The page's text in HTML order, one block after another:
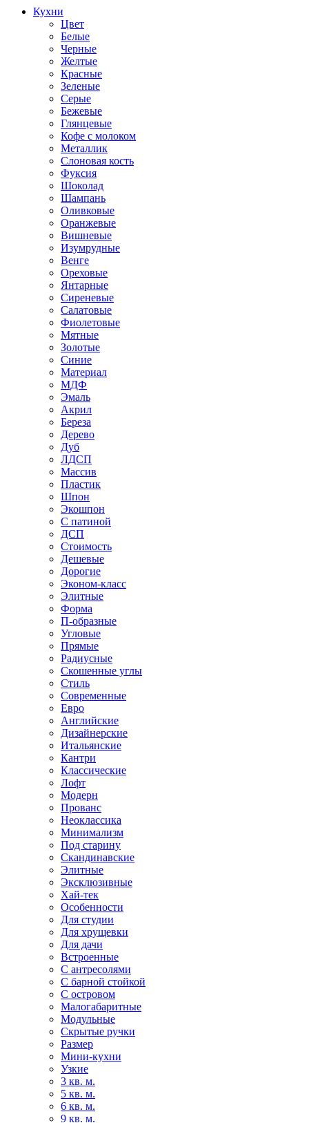
Кухни
Цвет
Белые
Черные
Желтые
Красные
Зеленые
Серые
Бежевые
Глянцевые
Кофе с молоком
Металлик
Слоновая кость
Фуксия
Шоколад
Шампань
Оливковые
Оранжевые
Вишневые
Изумрудные
Венге
Ореховые
Янтарные
Сиреневые
Салатовые
Фиолетовые
Мятные
Золотые
Синие
Материал
МДФ
Эмаль
Акрил
Береза
Дерево
Дуб
ЛДСП
Массив
Пластик
Шпон
Экошпон
С патиной
ДСП
Стоимость
Дешевые
Дорогие
Эконом-класс
Элитные
Форма
П-образные
Угловые
Прямые
Радиусные
Скошенные углы
Стиль
Современные
Евро
Английские
Дизайнерские
Итальянские
Кантри
Классические
Лофт
Модерн
Прованс
Неоклассика
Минимализм
Под старину
Скандинавские
Элитные
Эксклюзивные
Хай-тек
Особенности
Для студии
Для хрущевки
Для дачи
Встроенные
С антресолями
С барной стойкой
С островом
Малогабаритные
Модульные
Скрытые ручки
Размер
Мини-кухни
Узкие
3 кв. м.
5 кв. м.
6 кв. м.
9 кв. м.